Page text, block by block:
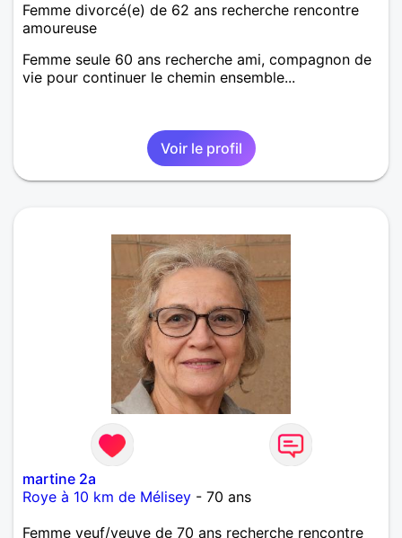
Femme divorcé(e) de 62 ans recherche rencontre
amoureuse
Femme seule 60 ans recherche ami, compagnon de
vie pour continuer le chemin ensemble...
Voir le profil
martine 2a
Roye à 10 km de Mélisey - 70 ans
Femme veuf/veuve de 70 ans recherche rencontre